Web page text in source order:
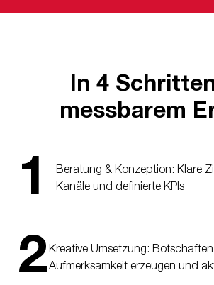
In 4
messbarem
1
Beratung & Konzeption: Klare
Kanäle und definierte KPIs
2 Kreative Umsetzung:
Aufmerksamkeit erzeugen und